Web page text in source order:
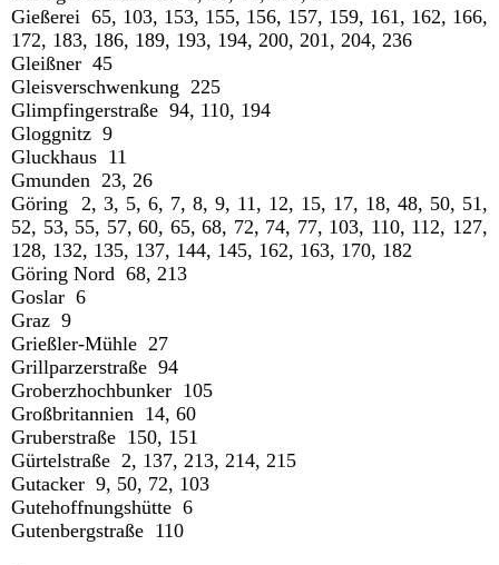
Gießerei 65, 103, 153, 155, 156, 157, 159, 161, 162, 166,
172, 183, 186, 189, 193, 194, 200, 201, 204, 236
Gleißner 45
Gleisverschwenkung 225
Glimpfingerstraße 94, 110, 194
Gloggnitz 9
Gluckhaus 11
Gmunden 23, 26
Göring 2, 3, 5, 6, 7, 8, 9, 11, 12, 15, 17, 18, 48, 50, 51,
52, 53, 55, 57, 60, 65, 68, 72, 74, 77, 103, 110, 112, 127,
128, 132, 135, 137, 144, 145, 162, 163, 170, 182
Göring Nord 68, 213
Goslar 6
Graz 9
Grießler-Mühle 27
Grillparzerstraße 94
Groberzhochbunker 105
Großbritannien 14, 60
Gruberstraße 150, 151
Gürtelstraße 2, 137, 213, 214, 215
Gutacker 9, 50, 72, 103
Gutehoffnungshütte 6
Gutenbergstraße 110